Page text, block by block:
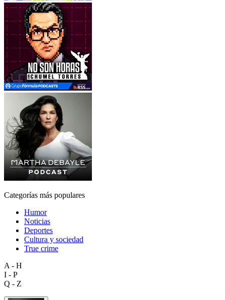
Categorías más populares
Humor
Noticias
Deportes
Cultura y sociedad
True crime
A - H
I - P
Q - Z